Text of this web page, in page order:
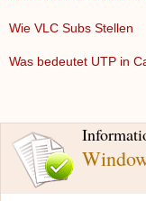
Wie VLC Subs Stellen
Was bedeutet UTP in